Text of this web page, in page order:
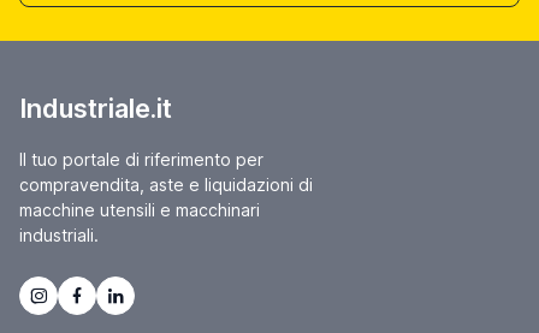
Industriale.it
Il tuo portale di riferimento per
compravendita, aste e liquidazioni di
macchine utensili e macchinari
industriali.